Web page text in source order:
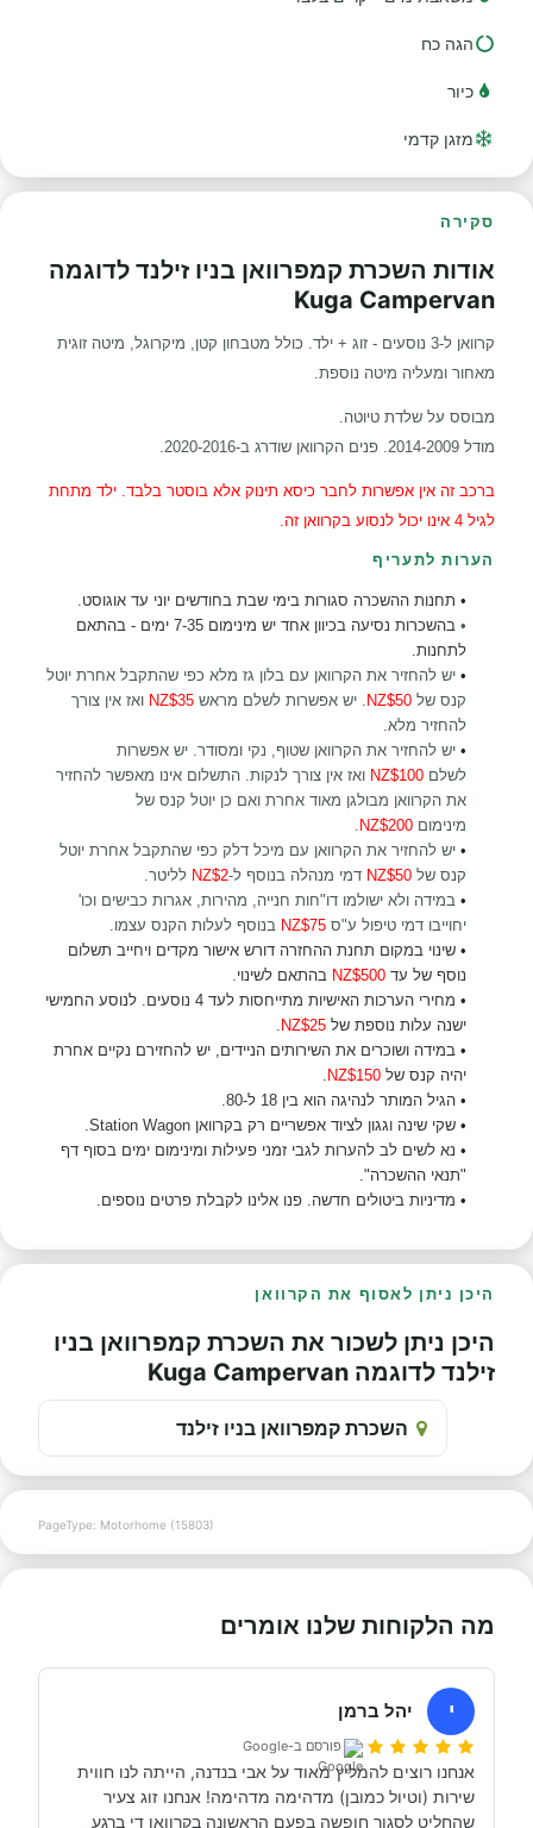
הגה כח
כיור
מזגן קדמי
סקירה
אודות השכרת קמפרוואן בניו זילנד לדוגמה
Kuga Campervan
קרוואן ל-3 נוסעים - זוג + ילד. כולל מטבחון קטן, מיקרוגל, מיטה זוגית
מאחור ומעליה מיטה נוספת.
מבוסס על שלדת טיוטה.
מודל 2014-2009. פנים הקרוואן שודרג ב-2020-2016.
ברכב זה אין אפשרות לחבר כיסא תינוק אלא בוסטר בלבד. ילד מתחת
לגיל 4 אינו יכול לנסוע בקרוואן זה.
הערות לתעריף
• תחנות ההשכרה סגורות בימי שבת בחודשים יוני עד אוגוסט
•
בהשכרות נסיעה בכיוון אחד יש מינימום 7-35 ימים - בהתאם
לתחנות.
• יש להחזיר את הקרוואן עם בלון גז מלא כפי שהתקבל אחרת יוטל
קנס של NZ$50 . יש אפשרות לשלם מראש NZ$35 ואז אין צורך
להחזיר מלא
• יש להחזיר את הקרוואן שטוף, נקי ומסודר. יש אפשרות
לשלם NZ$100 ואז אין צורך לנקות. התשלום אינו מאפשר להחזיר
את הקרוואן מבולגן מאוד אחרת ואם כן יוטל קנס של
מינימום NZ$200
• יש להחזיר את הקרוואן עם מיכל דלק כפי שהתקבל אחרת יוטל
קנס של NZ$50 דמי מנהלה בנוסף ל-NZ$2 לליטר
• במידה ולא ישולמו דו"חות חנייה, מהירות, אגרות כבישים וכו'
יחוייבו דמי טיפול ע"ס NZ$75 בנוסף לעלות הקנס עצמו.
• שינוי במקום תחנת ההחזרה דורש אישור מקדים ויחייב תשלום
נוסף של עד NZ$500 בהתאם לשינוי
•
מחירי הערכות האישיות מתייחסות לעד 4 נוסעים. לנוסע החמישי
ישנה עלות נוספת של NZ$25
• במידה ושוכרים את השירותים הניידים, יש להחזירם נקיים אחרת
יהיה קנס של NZ$150
• הגיל המותר לנהיגה הוא בין 18 ל-80.
• שקי שינה וגגון לציוד אפשריים רק בקרוואן Station Wagon.
• נא לשים לב להערות לגבי זמני פעילות ומינימום ימים בסוף דף
"תנאי ההשכרה".
• מדיניות ביטולים חדשה. פנו אלינו לקבלת פרטים נוספים.
היכן ניתן לאסוף את הקרוואן
היכן ניתן לשכור את השכרת קמפרוואן בניו
זילנד לדוגמה Kuga Campervan
השכרת קמפרוואן בניו זילנד
PageType: Motorhome (15803)
מה הלקוחות שלנו אומרים
י יהל ברמן
פורסם ב-Google